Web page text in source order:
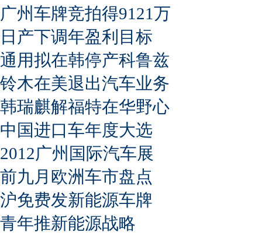
广州车牌竞拍得9121万
日产下调年盈利目标
通用拟在韩停产科鲁兹
铃木在美退出汽车业务
韩瑞麒解福特在华野心
中国进口车年度大选
2012广州国际汽车展
前九月欧洲车市盘点
沪免费发新能源车牌
青年推新能源战略